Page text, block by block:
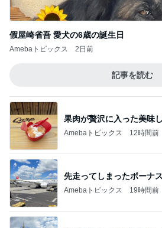
假屋崎省吾 愛犬の6歳の誕生日
Amebaトピックス 2日前
記事を読む
果肉が贅沢に入った美味
Amebaトピックス 12時間前
先走ってしまったボーナ
Amebaトピックス 19時間前